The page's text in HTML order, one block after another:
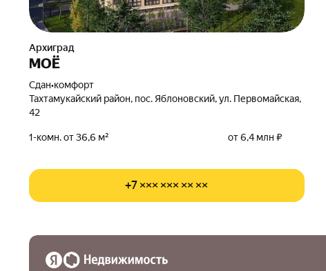
Архиград
МОЁ
Сдан•комфорт
Тахтамукайский район, пос. Яблоновский, ул. Первомайская,
42
1-комн. от 36,6 м² от 6,4 млн ₽
+7 ××× ××× ×× ××